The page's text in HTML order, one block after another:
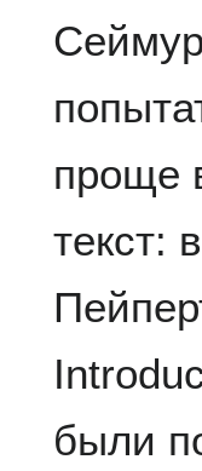
проще
текст:
были